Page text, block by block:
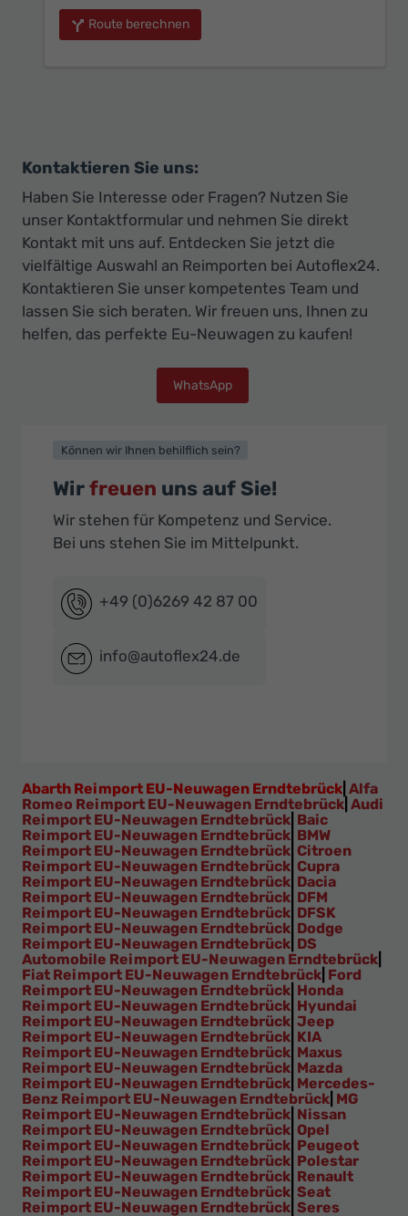
Route berechnen
Kontaktieren Sie uns:
Haben Sie Interesse oder Fragen? Nutzen Sie
unser Kontaktformular und nehmen Sie direkt
Kontakt mit uns auf. Entdecken Sie jetzt die
vielfältige Auswahl an Reimporten bei Autoflex24.
Kontaktieren Sie unser kompetentes Team und
lassen Sie sich beraten. Wir freuen uns, Ihnen zu
helfen, das perfekte Eu-Neuwagen zu kaufen!
WhatsApp
Können wir Ihnen behilflich sein?
Wirfreuen uns auf Sie!
Wir stehen für Kompetenz und Service.
Bei uns stehen Sie im Mittelpunkt.
+49 (0)6269 42 87 00
info@autoflex24.de
Abarth Reimport EU-Neuwagen Erndtebrück Alfa
Romeo Reimport EU-Neuwagen Erndtebrück Audi
Reimport EU-Neuwagen Erndtebrück Baic
Reimport EU-Neuwagen Erndtebrück BMW
Reimport EU-Neuwagen Erndtebrück Citroen
Reimport EU-Neuwagen Erndtebrück Cupra
Reimport EU-Neuwagen Erndtebrück Dacia
Reimport EU-Neuwagen Erndtebrück DFM
Reimport EU-Neuwagen Erndtebrück DFSK
Reimport EU-Neuwagen Erndtebrück Dodge
Reimport EU-Neuwagen Erndtebrück DS
Automobile Reimport EU-Neuwagen Erndtebrück
Fiat Reimport EU-Neuwagen Erndtebrück Ford
Reimport EU-Neuwagen Erndtebrück Honda
Reimport EU-Neuwagen Erndtebrück Hyundai
Reimport EU-Neuwagen Erndtebrück Jeep
Reimport EU-Neuwagen Erndtebrück KIA
Reimport EU-Neuwagen Erndtebrück Maxus
Reimport EU-Neuwagen Erndtebrück Mazda
Reimport EU-Neuwagen Erndtebrück Mercedes-
Benz Reimport EU-Neuwagen Erndtebrück MG
Reimport EU-Neuwagen Erndtebrück Nissan
Reimport EU-Neuwagen Erndtebrück Opel
Reimport EU-Neuwagen Erndtebrück Peugeot
Reimport EU-Neuwagen Erndtebrück Polestar
Reimport EU-Neuwagen Erndtebrück Renault
Reimport EU-Neuwagen Erndtebrück Seat
Reimport EU-Neuwagen Erndtebrück Seres